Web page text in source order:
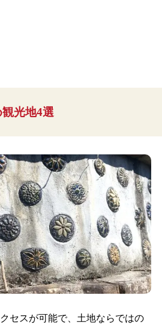
光地4選
セスが可能で、土地ならではの